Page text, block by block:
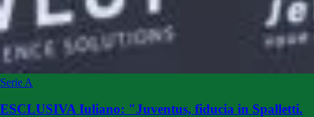
Serie A
ESCLUSIVA Iuliano: "Juventus, fiducia in Spalletti.